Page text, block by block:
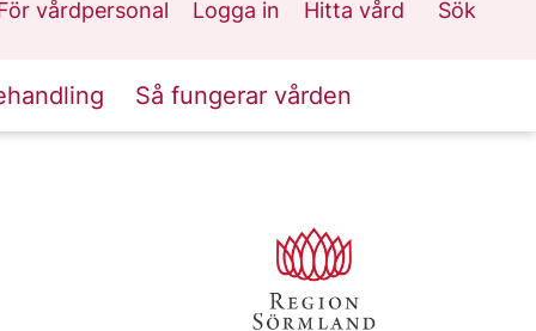
vårdpersonal
Logga in
Hitta vård
Sök
Så fungerar vården